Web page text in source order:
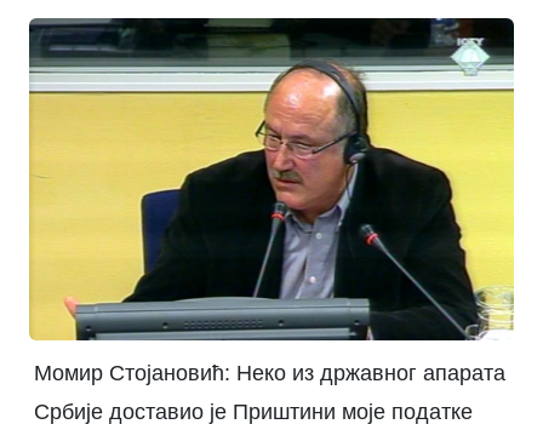
Момир Стојановић: Неко из државног апарата
Србије доставио је Приштини моје податке